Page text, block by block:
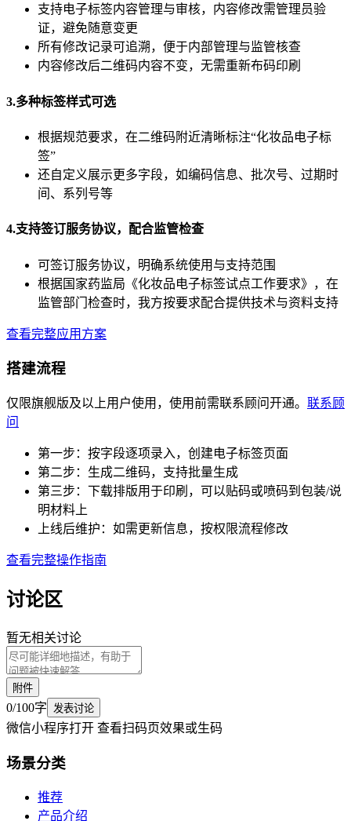
支持电子标签内容管理与审核，内容修改需管理员验
证，避免随意变更
所有修改记录可追溯，便于内部管理与监管核查
内容修改后二维码内容不变，无需重新布码印刷
3.多种标签样式可选
根据规范要求，在二维码附近清晰标注“化妆品电子标
签”
还自定义展示更多字段，如编码信息、批次号、过期时
间、系列号等
4.支持签订服务协议，配合监管检查
可签订服务协议，明确系统使用与支持范围
根据国家药监局《化妆品电子标签试点工作要求》，在
监管部门检查时，我方按要求配合提供技术与资料支持
查看完整应用方案
搭建流程
仅限旗舰版及以上用户使用，使用前需联系顾问开通。 联系顾
问
第一步：按字段逐项录入，创建电子标签页面
第二步：生成二维码，支持批量生成
第三步：下载排版用于印刷，可以贴码或喷码到包装/说
明材料上
上线后维护：如需更新信息，按权限流程修改
查看完整操作指南
讨论区
暂无相关讨论
附件
0/100字 发表讨论
微信小程序打开 查看扫码页效果或生码
场景分类
推荐
产品介绍